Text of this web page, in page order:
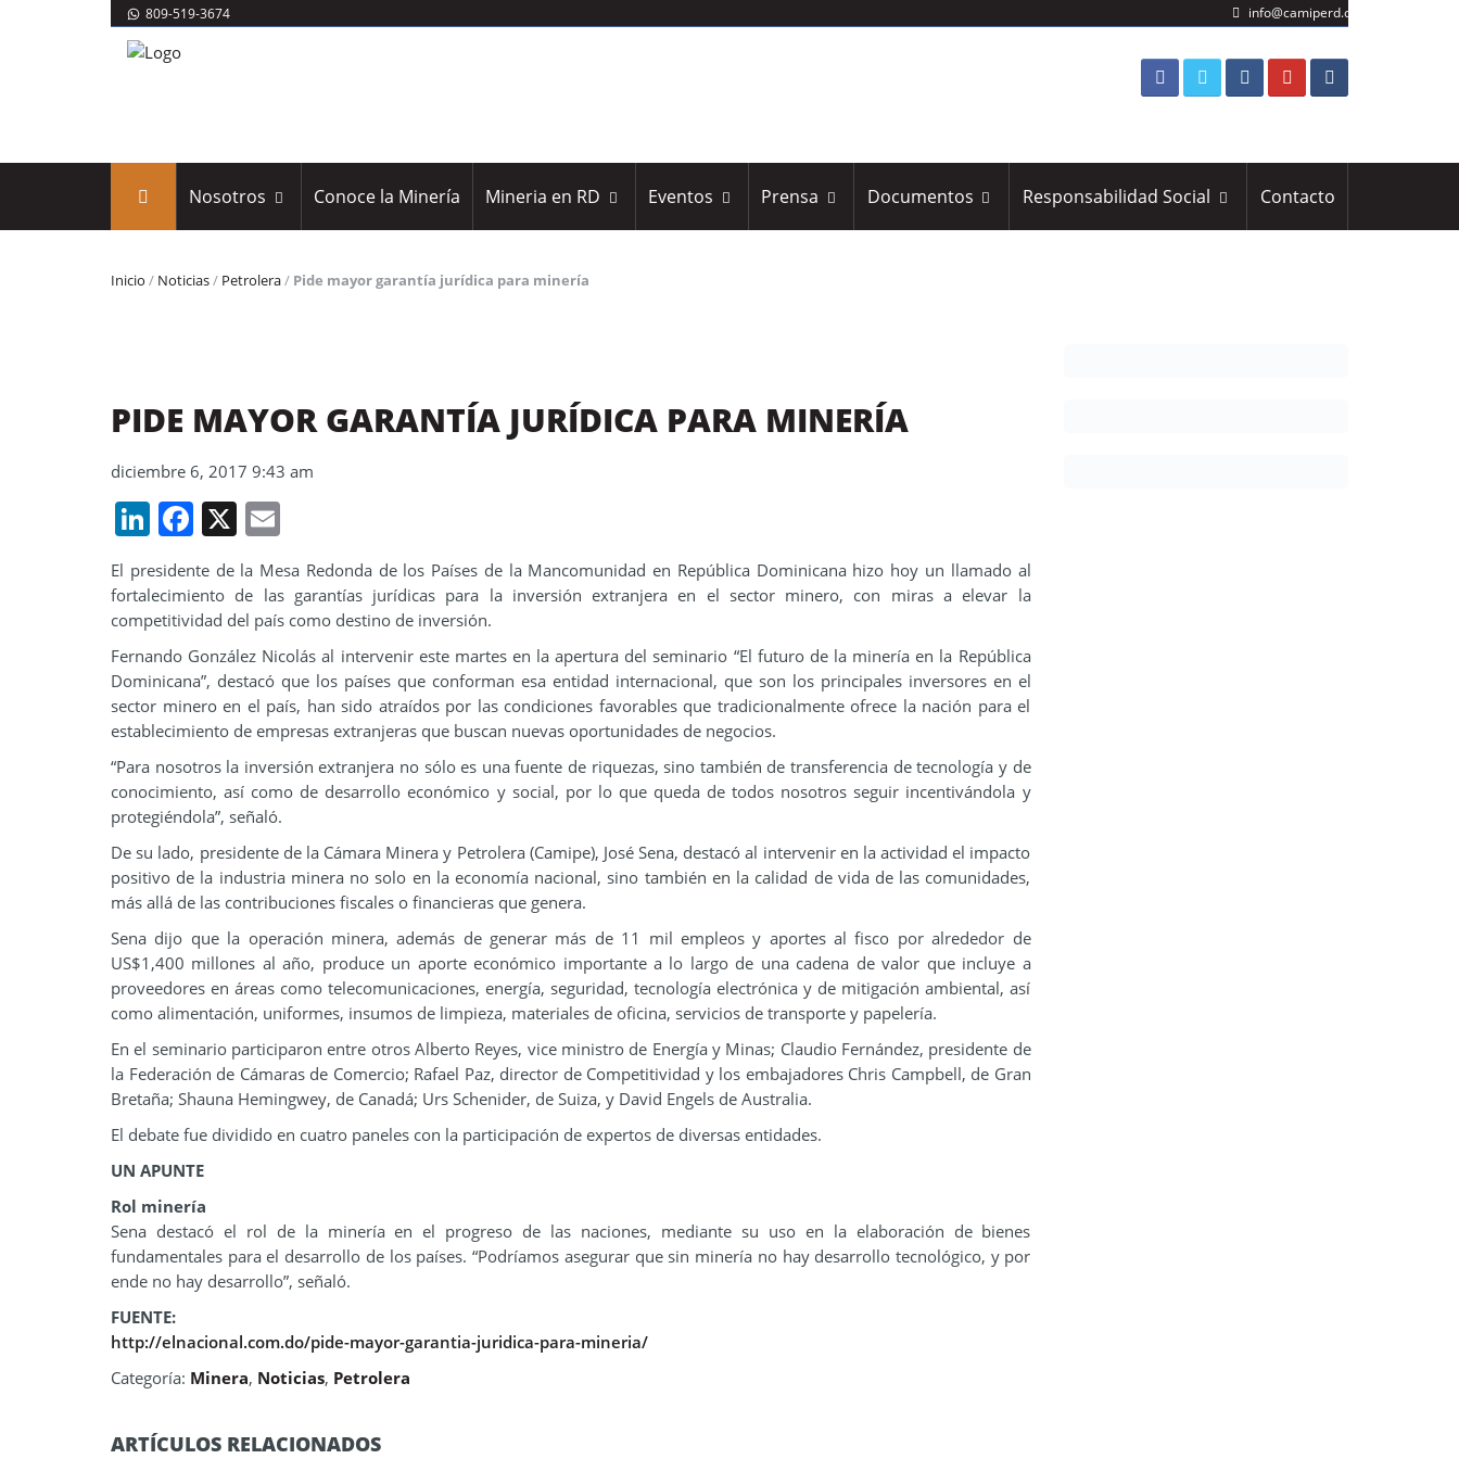
809-519-3674 info@camiperd.org
Nosotros Conoce la Minería Mineria en RD Eventos Prensa Documentos Responsabilidad Social Contacto
Inicio / Noticias/ Petrolera/ Pide mayor garantía jurídica para minería
PIDE MAYOR GARANTÍA JURÍDICA PARA MINERÍA
diciembre 6, 2017 9:43 am
LinkedIn
Facebook
X
El presidente de la Mesa Redonda de los Países de la Mancomunidad en República Dominicana hizo hoy un llamado al
fortalecimiento de las garantías jurídicas para la inversión extranjera en el sector minero, con miras a elevar la
competitividad del país como destino de inversión.
Fernando González Nicolás al intervenir este martes en la apertura del seminario “El futuro de la minería en la República
Dominicana”, destacó que los países que conforman esa entidad internacional, que son los principales inversores en el
sector minero en el país, han sido atraídos por las condiciones favorables que tradicionalmente ofrece la nación para el
establecimiento de empresas extranjeras que buscan nuevas oportunidades de negocios.
“Para nosotros la inversión extranjera no sólo es una fuente de riquezas, sino también de transferencia de tecnología y de
conocimiento, así como de desarrollo económico y social, por lo que queda de todos nosotros seguir incentivándola y
protegiéndola”, señaló.
De su lado, presidente de la Cámara Minera y Petrolera (Camipe), José Sena, destacó al intervenir en la actividad el impacto
positivo de la industria minera no solo en la economía nacional, sino también en la calidad de vida de las comunidades,
más allá de las contribuciones fiscales o financieras que genera.
Sena dijo que la operación minera, además de generar más de 11 mil empleos y aportes al fisco por alrededor de
US$1,400 millones al año, produce un aporte económico importante a lo largo de una cadena de valor que incluye a
proveedores en áreas como telecomunicaciones, energía, seguridad, tecnología electrónica y de mitigación ambiental, así
como alimentación, uniformes, insumos de limpieza, materiales de oficina, servicios de transporte y papelería.
En el seminario participaron entre otros Alberto Reyes, vice ministro de Energía y Minas; Claudio Fernández, presidente de
la Federación de Cámaras de Comercio; Rafael Paz, director de Competitividad y los embajadores Chris Campbell, de Gran
Bretaña; Shauna Hemingwey, de Canadá; Urs Schenider, de Suiza, y David Engels de Australia.
El debate fue dividido en cuatro paneles con la participación de expertos de diversas entidades.
UN APUNTE
Rol minería
Sena destacó el rol de la minería en el progreso de las naciones, mediante su uso en la elaboración de bienes
fundamentales para el desarrollo de los países. “Podríamos asegurar que sin minería no hay desarrollo tecnológico, y por
ende no hay desarrollo”, señaló.
FUENTE:
http://elnacional.com.do/pide-mayor-garantia-juridica-para-mineria/
Categoría: Minera, Noticias, Petrolera
ARTÍCULOS RELACIONADOS